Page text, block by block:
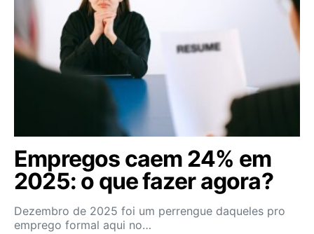
Empregos caem 24% em
2025: o que fazer agora?
Dezembro de 2025 foi um perrengue daqueles pro
emprego formal aqui no…